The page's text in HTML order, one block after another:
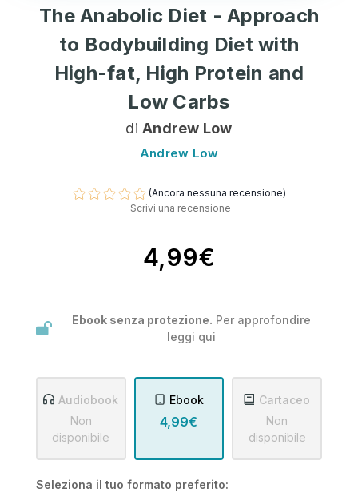
The Anabolic Diet - Approach
to Bodybuilding Diet with
High-fat, High Protein and
Low Carbs
diAndrew Low
Andrew Low
(Ancora nessuna recensione)
Scrivi una recensione
4,99€
Ebook senza protezione. Per approfondire
leggi qui
Audiobook
Non
disponibile
Ebook
4,99€
Cartaceo
Non
disponibile
Seleziona il tuo formato preferito: